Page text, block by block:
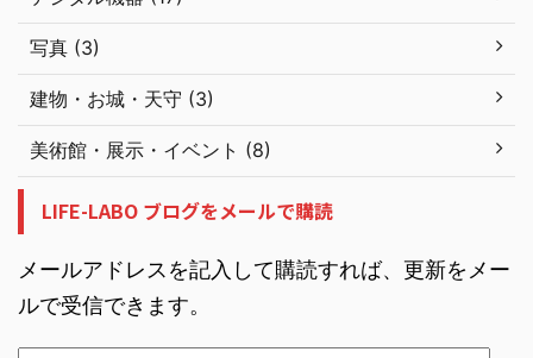
写真 (3)
建物・お城・天守 (3)
美術館・展示・イベント (8)
LIFE-LABO ブログをメールで購読
メールアドレスを記入して購読すれば、更新をメー
ルで受信できます。